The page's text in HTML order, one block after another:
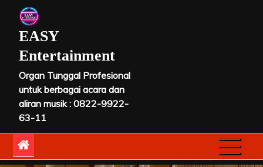
contentEASY
Entertainment
Organ Tunggal Profesional
untuk berbagai acara dan
aliran musik : 0822-9922-
63-11